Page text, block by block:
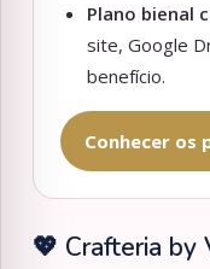
Plano bienal
site, Google
benefício.
Conhecer os
💖 Crafteria by